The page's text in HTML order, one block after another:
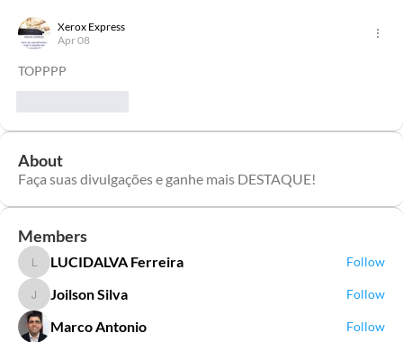
Xerox Express
Apr 08
TOPPPP
About
Faça suas divulgações e ganhe mais DESTAQUE!
Members
LUCIDALVA Ferreira
LUCIDALVA Ferreira Follow
Joilson Silva
Joilson Silva Follow
Marco Antonio Follow